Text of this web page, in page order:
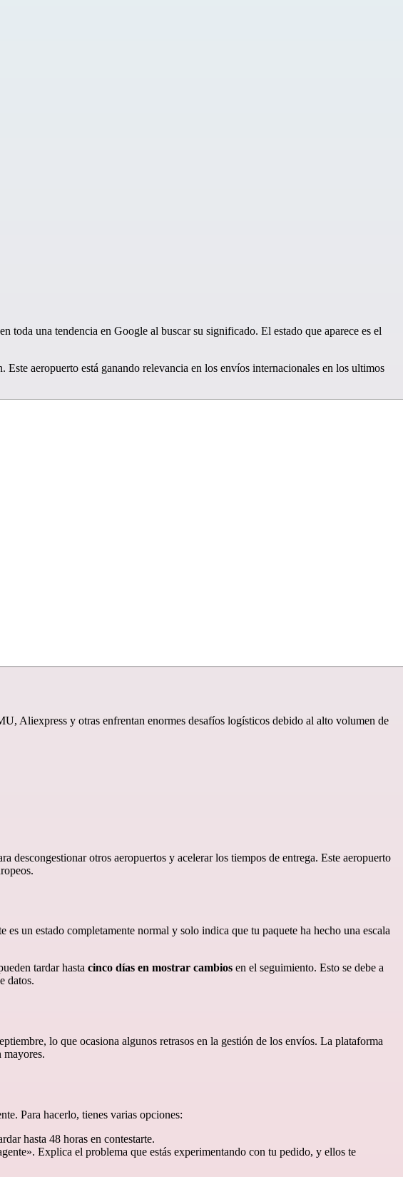
toda una tendencia en Google al buscar su significado. El estado que aparece es el
Este aeropuerto está ganando relevancia en los envíos internacionales en los ultimos
Aliexpress y otras enfrentan enormes desafíos logísticos debido al alto volumen de
descongestionar otros aeropuertos y acelerar los tiempos de entrega. Este aeropuerto
es un estado completamente normal y solo indica que tu paquete ha hecho una escala
tardar hasta cinco días en mostrar cambios en el seguimiento. Esto se debe a
datos.
lo que ocasiona algunos retrasos en la gestión de los envíos. La plataforma
mayores.
Para hacerlo, tienes varias opciones:
hasta 48 horas en contestarte.
Explica el problema que estás experimentando con tu pedido, y ellos te